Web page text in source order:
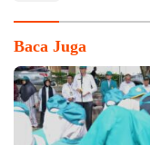
Baca Juga